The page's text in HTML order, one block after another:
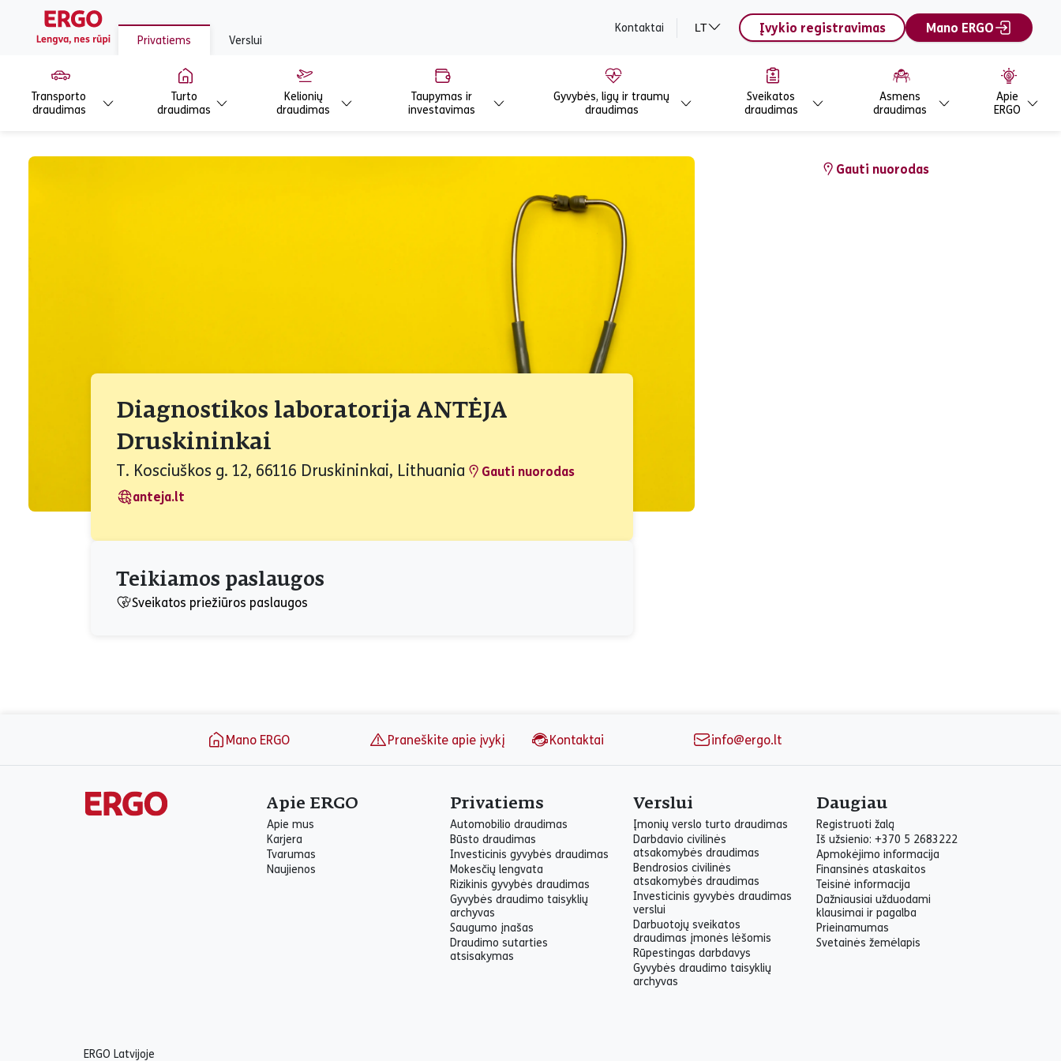
Privatiems Verslui
Kontaktai LT Įvykio registravimas Mano ERGO
Transporto
draudimas
Turto
draudimas
Kelionių
draudimas
Taupymas ir
investavimas
Gyvybės, ligų ir traumų
draudimas
Sveikatos
draudimas
Asmens
draudimas
Apie
ERGO
Diagnostikos laboratorija ANTĖJA
Druskininkai
T. Kosciuškos g. 12, 66116 Druskininkai, Lithuania
Gauti nuorodas
anteja.lt
Teikiamos paslaugos
Sveikatos priežiūros paslaugos
Gauti nuorodas
Puslapio apačiaMano ERGO Praneškite apie įvykį Kontaktai info@ergo.lt
Apie ERGO
Apie mus
Karjera
Tvarumas
Naujienos
Privatiems
Automobilio draudimas
Būsto draudimas
Investicinis gyvybės draudimas
Mokesčių lengvata
Rizikinis gyvybės draudimas
Gyvybės draudimo taisyklių
archyvas
Saugumo įnašas
Draudimo sutarties
atsisakymas
Verslui
Įmonių verslo turto draudimas
Darbdavio civilinės
atsakomybės draudimas
Bendrosios civilinės
atsakomybės draudimas
Investicinis gyvybės draudimas
verslui
Darbuotojų sveikatos
draudimas įmonės lėšomis
Rūpestingas darbdavys
Gyvybės draudimo taisyklių
archyvas
Daugiau
Registruoti žalą
Iš užsienio: +370 5 2683222
Apmokėjimo informacija
Finansinės ataskaitos
Teisinė informacija
Dažniausiai užduodami
klausimai ir pagalba
Prieinamumas
Svetainės žemėlapis
ERGO Latvijoje